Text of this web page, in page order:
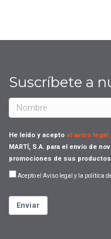
Suscríbete a
He leído y acepto el aviso
MARTÍ, S.A. para el envío de
promociones de sus
Acepto el Aviso legal y la politica
Enviar